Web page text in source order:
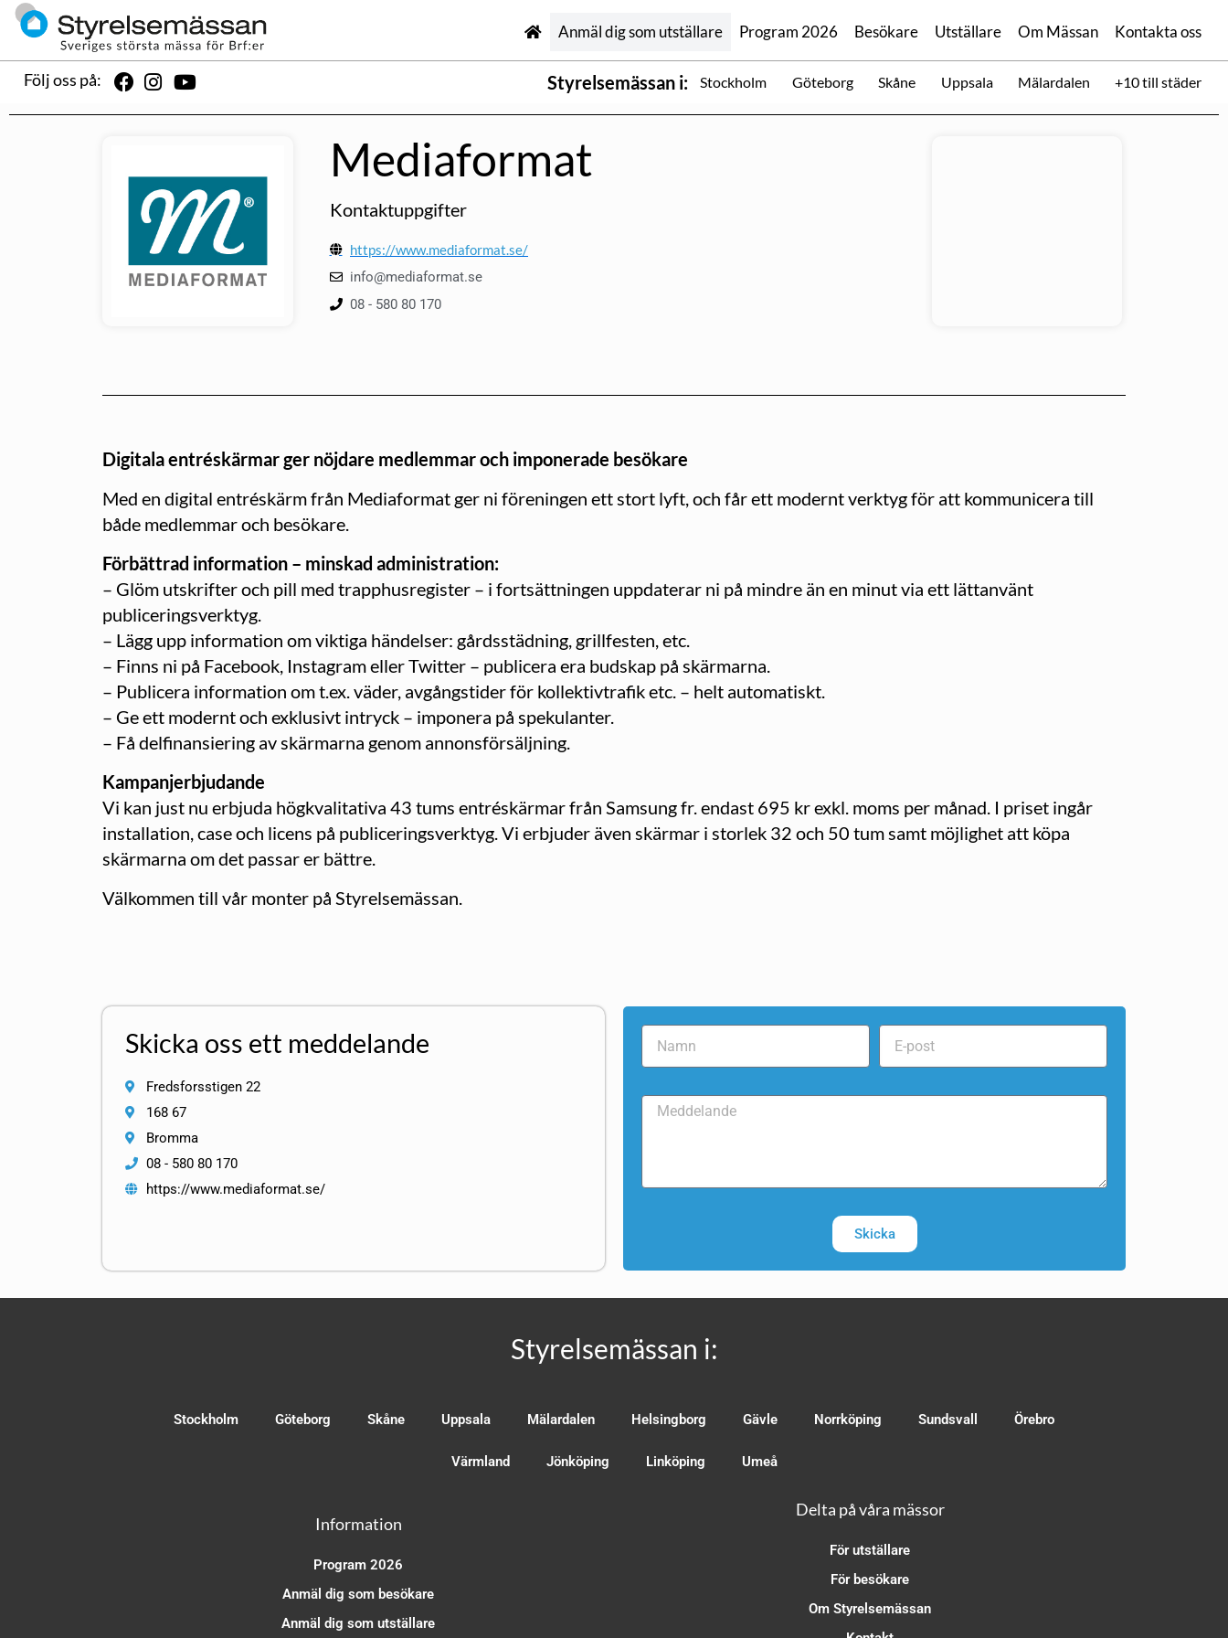
Anmäl dig som utställare Program 2026 Besökare Utställare Om Mässan Kontakta oss
Följ oss på: Styrelsemässan i: Stockholm Göteborg Skåne Uppsala Mälardalen +10 till städer
Mediaformat
Kontaktuppgifter
https://www.mediaformat.se/
info@mediaformat.se
08 - 580 80 170
Digitala entréskärmar ger nöjdare medlemmar och imponerade besökare
Med en digital entréskärm från Mediaformat ger ni föreningen ett stort lyft, och får ett modernt verktyg för att kommunicera till
både medlemmar och besökare.
Förbättrad information – minskad administration:
– Glöm utskrifter och pill med trapphusregister – i fortsättningen uppdaterar ni på mindre än en minut via ett lättanvänt
publiceringsverktyg.
– Lägg upp information om viktiga händelser: gårdsstädning, grillfesten, etc.
– Finns ni på Facebook, Instagram eller Twitter – publicera era budskap på skärmarna.
– Publicera information om t.ex. väder, avgångstider för kollektivtrafik etc. – helt automatiskt.
– Ge ett modernt och exklusivt intryck – imponera på spekulanter.
– Få delfinansiering av skärmarna genom annonsförsäljning.
Kampanjerbjudande
Vi kan just nu erbjuda högkvalitativa 43 tums entréskärmar från Samsung fr. endast 695 kr exkl. moms per månad. I priset ingår
installation, case och licens på publiceringsverktyg. Vi erbjuder även skärmar i storlek 32 och 50 tum samt möjlighet att köpa
skärmarna om det passar er bättre.
Välkommen till vår monter på Styrelsemässan.
Skicka oss ett meddelande
Fredsforsstigen 22
168 67
Bromma
08 - 580 80 170
https://www.mediaformat.se/
Skicka
Styrelsemässan i:
Stockholm Göteborg Skåne Uppsala Mälardalen Helsingborg Gävle Norrköping Sundsvall Örebro
Värmland Jönköping Linköping Umeå
Information
Program 2026
Anmäl dig som besökare
Anmäl dig som utställare
Delta på våra mässor
För utställare
För besökare
Om Styrelsemässan